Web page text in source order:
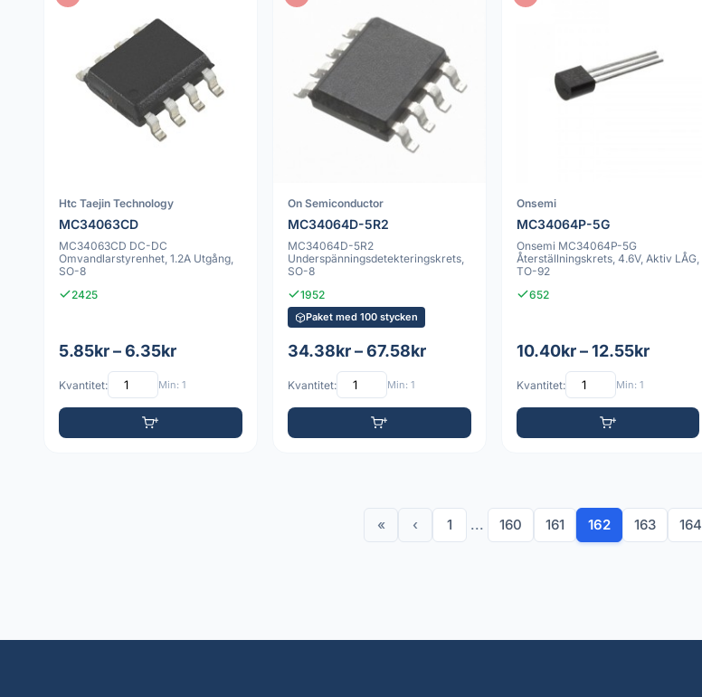
Htc Taejin Technology
MC34063CD
MC34063CD DC-DC
Omvandlarstyrenhet, 1.2A Utgång,
SO-8
2425
5.85kr – 6.35kr
Kvantitet: Min: 1
On Semiconductor
MC34064D-5R2
MC34064D-5R2
Underspänningsdetekteringskrets,
SO-8
1952
Paket med 100 stycken
34.38kr – 67.58kr
Kvantitet: Min: 1
Onsemi
MC34064P-5G
Onsemi MC34064P-5G
Återställningskrets, 4.6V, Aktiv LÅG,
TO-92
652
10.40kr – 12.55kr
Kvantitet: Min: 1
« ‹ 1 ... 160 161 162 163 164